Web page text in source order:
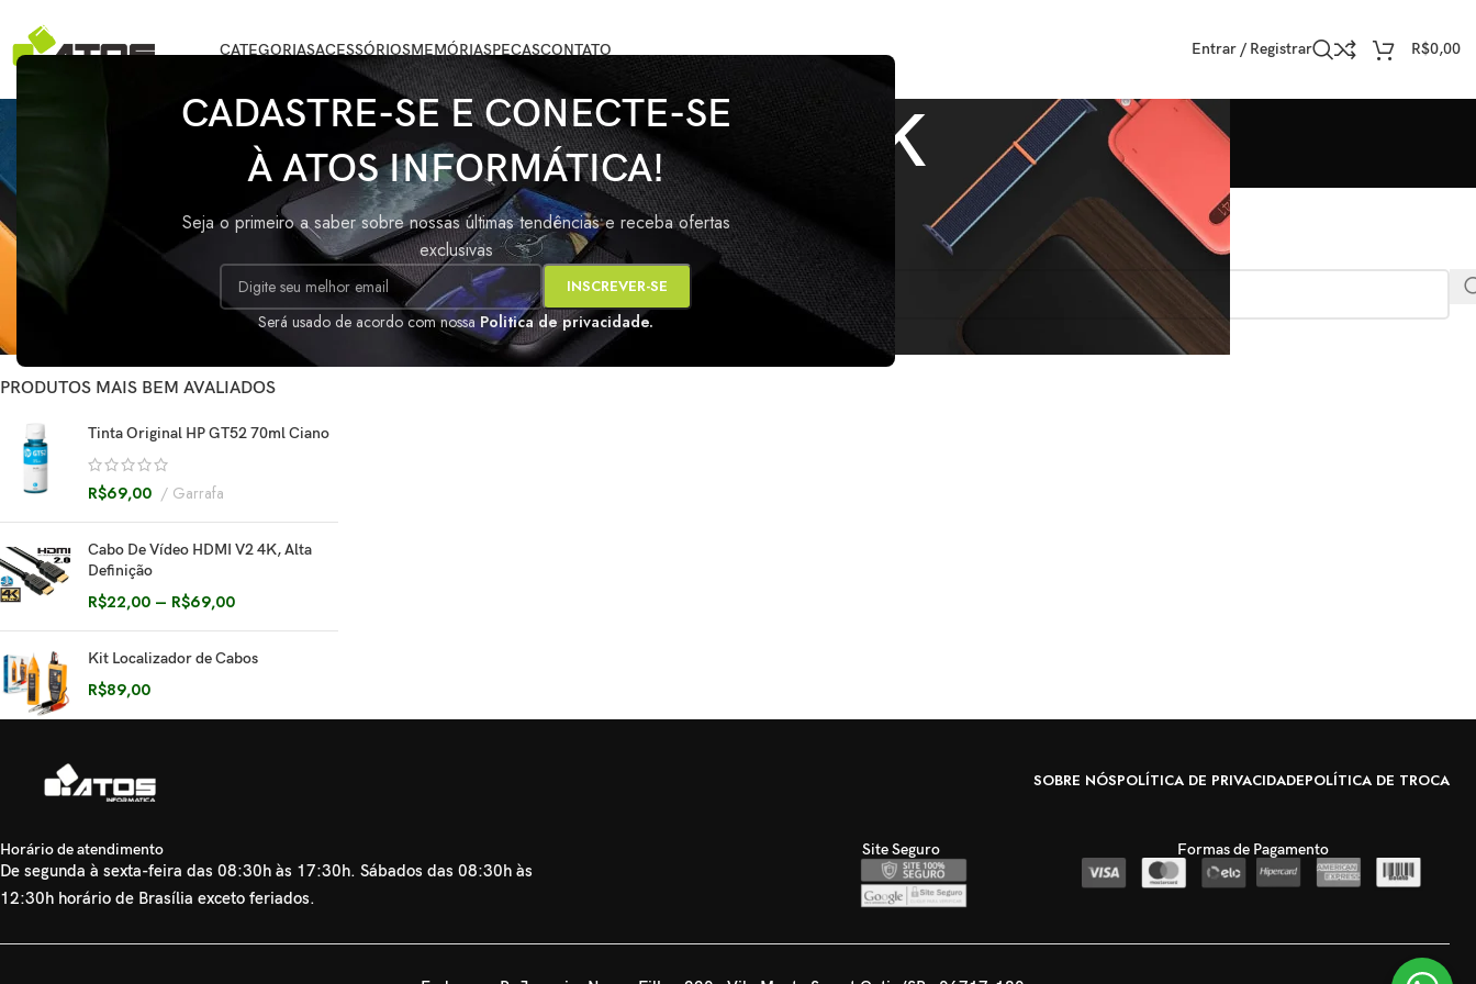
CADASTRE-SE E CONECTE-SE
À ATOS INFORMÁTICA!
Seja o primeiro a saber sobre nossas últimas tendências e receba ofertas
exclusivas
Será usado de acordo com nossaPolitica de privacidade.
CATEGORIASACESSÓRIOSMEMÓRIASPEÇASCONTATO Entrar / Registrar R$0,00
NOBREAK
STATUS DO ESTOQUE
Oferta
Em estoque
Sob encomenda
PRODUTOS MAIS BEM AVALIADOS
Tinta Original HP GT52 70ml Ciano
R$69,00 Garrafa
Cabo De Vídeo HDMI V2 4K, Alta
Definição
R$22,00 – R$69,00
Kit Localizador de Cabos
R$89,00
Início/Produtos marcados com a tag “NOBREAK”
Nenhum produto foi encontrado para a sua seleção.
SOBRE NÓSPOLÍTICA DE PRIVACIDADEPOLÍTICA DE TROCA
Horário de atendimento
De segunda à sexta-feira das 08:30h às 17:30h. Sábados das 08:30h às
12:30h horário de Brasília exceto feriados.
Site Seguro Formas de Pagamento